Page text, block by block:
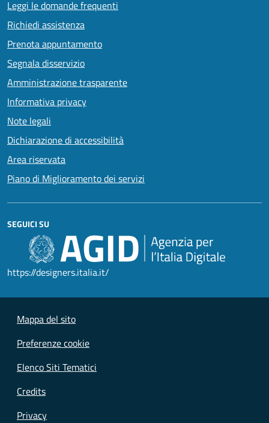
Leggi le domande frequenti
Richiedi assistenza
Prenota appuntamento
Segnala disservizio
Amministrazione trasparente
Informativa privacy
Note legali
Dichiarazione di accessibilità
Area riservata
Piano di Miglioramento dei servizi
SEGUICI SU
https://designers.italia.it/
Mappa del sito
Preferenze cookie
Elenco Siti Tematici
Credits
Privacy